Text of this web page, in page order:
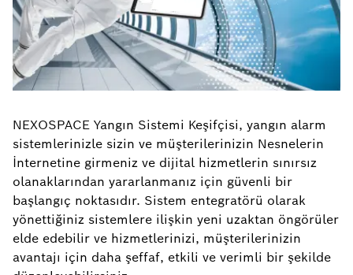
NEXOSPACE Yangın Sistemi Keşifçisi, yangın alarm
sistemlerinizle sizin ve müşterilerinizin Nesnelerin
İnternetine girmeniz ve dijital hizmetlerin sınırsız
olanaklarından yararlanmanız için güvenli bir
başlangıç noktasıdır. Sistem entegratörü olarak
yönettiğiniz sistemlere ilişkin yeni uzaktan öngörüler
elde edebilir ve hizmetlerinizi, müşterilerinizin
avantajı için daha şeffaf, etkili ve verimli bir şekilde